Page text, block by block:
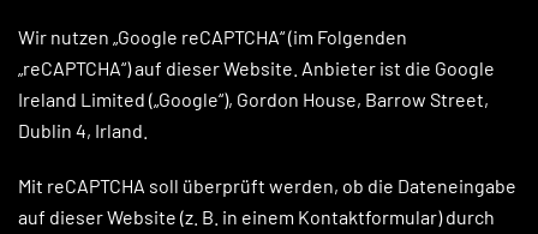
Wir nutzen „Google reCAPTCHA“ (im Folgenden
„reCAPTCHA“) auf dieser Website. Anbieter ist die Google
Ireland Limited („Google“), Gordon House, Barrow Street,
Dublin 4, Irland.
Mit reCAPTCHA soll überprüft werden, ob die Dateneingabe
auf dieser Website (z. B. in einem Kontaktformular) durch